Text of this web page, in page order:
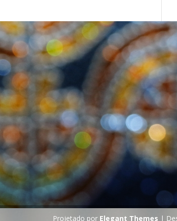
Projetado por Elegant Themes |